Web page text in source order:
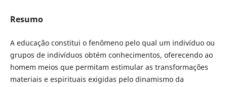
Resumo
A educação constitui o fenômeno pelo qual um indivíduo ou
grupos de indivíduos obtém conhecimentos, oferecendo ao
homem meios que permitam estimular as transformações
materiais e espirituais exigidas pelo dinamismo da